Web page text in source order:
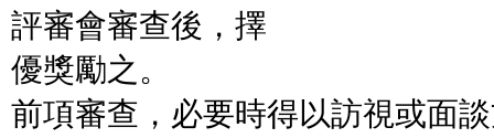
評審會審查後，擇
優獎勵之。
前項審查，必要時得以訪視或面